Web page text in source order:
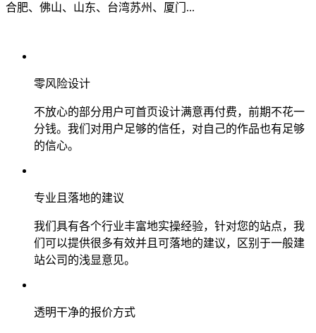
合肥、佛山、山东、台湾苏州、厦门...
零风险设计
不放心的部分用户可首页设计满意再付费，前期不花一
分钱。我们对用户足够的信任，对自己的作品也有足够
的信心。
专业且落地的建议
我们具有各个行业丰富地实操经验，针对您的站点，我
们可以提供很多有效并且可落地的建议，区别于一般建
站公司的浅显意见。
透明干净的报价方式